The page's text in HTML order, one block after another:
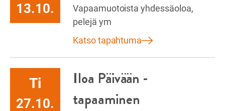
13.10.
Vapaamuotoista yhdessäoloa,
pelejä ym
Katso tapahtuma
Ti
27.10.
Iloa Päivään -
tapaaminen